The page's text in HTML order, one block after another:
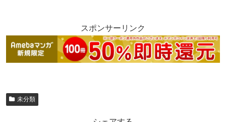
スポンサーリンク
未分類